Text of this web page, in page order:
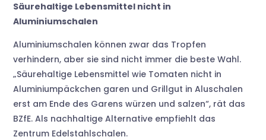
Säurehaltige Lebensmittel nicht in
Aluminiumschalen
Aluminiumschalen können zwar das Tropfen
verhindern, aber sie sind nicht immer die beste Wahl.
„Säurehaltige Lebensmittel wie Tomaten nicht in
Aluminiumpäckchen garen und Grillgut in Aluschalen
erst am Ende des Garens würzen und salzen“, rät das
BZfE. Als nachhaltige Alternative empfiehlt das
Zentrum Edelstahlschalen.